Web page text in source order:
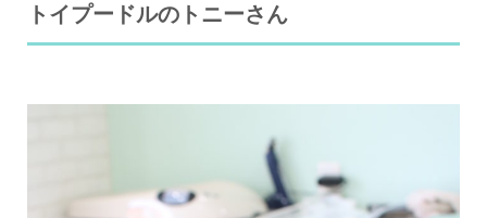
トイプードルのトニーさん